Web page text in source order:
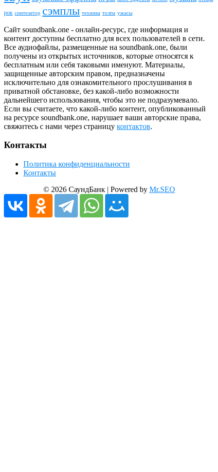
рок синтезатор сэмплы техника толпа ужасы
Сайт soundbank.one - онлайн-ресурс, где информация и
контент доступны бесплатно для всех пользователей в сети.
Все аудиофайлы, размещенные на soundbank.one, были
получены из открытых источников, которые относятся к
бесплатным или себя таковыми именуют. Материалы,
защищенные авторским правом, предназначены
исключительно для ознакомительного прослушивания в
приватной обстановке, без какой-либо возможности
дальнейшего использования, чтобы это не подразумевало.
Если вы считаете, что какой-либо контент, опубликованный
на ресурсе soundbank.one, нарушает ваши авторские права,
свяжитесь с нами через страницу контактов.
Контакты
Политика конфиденциальности
Контакты
© 2026 СаундБанк | Powered by Mr.SEO